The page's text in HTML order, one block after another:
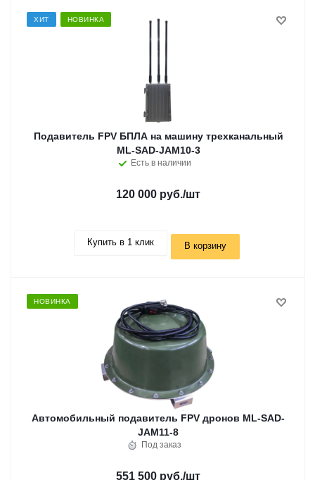
ХИТ НОВИНКА
Подавитель FPV БПЛА на машину трехканальный
ML-SAD-JAM10-3
Есть в наличии
120 000 руб./шт
Купить в 1 клик В корзину
НОВИНКА
Автомобильный подавитель FPV дронов ML-SAD-
JAM11-8
Под заказ
551 500 руб./шт